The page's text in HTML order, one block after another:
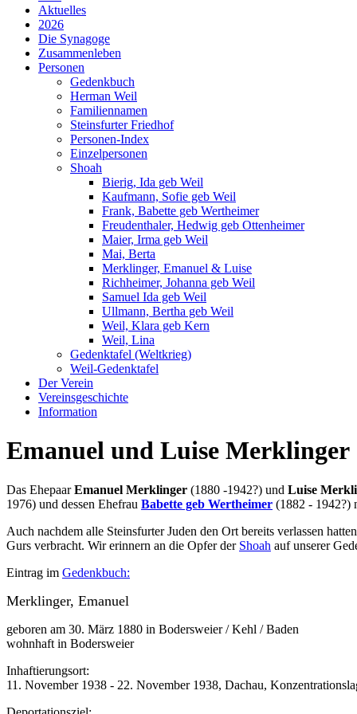
Aktuelles
2026
Die Synagoge
Zusammenleben
Personen
Gedenkbuch
Herman Weil
Familiennamen
Steinsfurter Friedhof
Personen-Index
Einzelpersonen
Shoah
Bierig, Ida geb Weil
Kaufmann, Sofie geb Weil
Frank, Babette geb Wertheimer
Freudenthaler, Hedwig geb Ottenheimer
Maier, Irma geb Weil
Mai, Berta
Merklinger, Emanuel & Luise
Richheimer, Johanna geb Weil
Samuel Ida geb Weil
Ullmann, Bertha geb Weil
Weil, Klara geb Kern
Weil, Lina
Gedenktafel (Weltkrieg)
Weil-Gedenktafel
Der Verein
Vereinsgeschichte
Information
Emanuel und Luise Merklinger
Das EhepaarEmanuel Merklinger (1880 -1942?) und Luise
1976) und dessen Ehefrau Babette geb Wertheimer (1882 - 1942?)
Auch nachdem alle Steinsfurter Juden den Ort bereits verlassen
Gurs verbracht. Wir erinnern an die Opfer der Shoah auf unserer
Eintrag im Gedenkbuch:
Merklinger, Emanuel
geboren am 30. März 1880 in Bodersweier / Kehl / Baden
wohnhaft in Bodersweier
Inhaftierungsort:
11. November 1938 - 22. November 1938, Dachau,